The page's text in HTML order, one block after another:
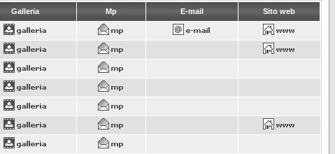
Galleria Mp E-mail Sito web